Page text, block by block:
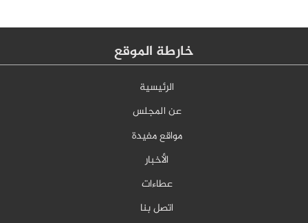
خارطة الموقع
الرئيسية
عن المجلس
مواقع مفيدة
الأخبار
عطاءات
اتصل بنا